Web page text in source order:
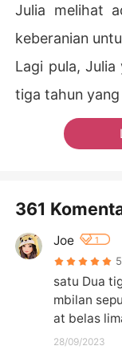
Julia melihat
keberanian
Lagi pula,
tiga tahun yang
361
Joe 1
5
satu Dua
mbilan
at belas
28/09/2023